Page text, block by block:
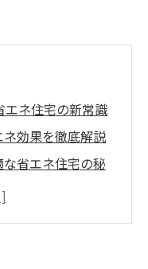
エネ住宅の新常識
効果を徹底解説
省エネ住宅の秘